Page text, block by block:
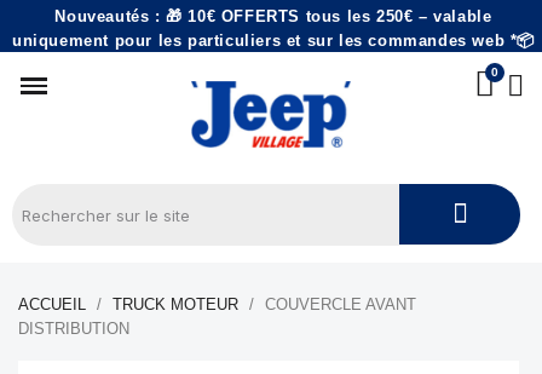
Nouveautés : 🎁 10€ OFFERTS tous les 250€ – valable
uniquement pour les particuliers et sur les commandes web *📦
ACCUEIL TRUCK MOTEUR
COUVERCLE AVANT
DISTRIBUTION